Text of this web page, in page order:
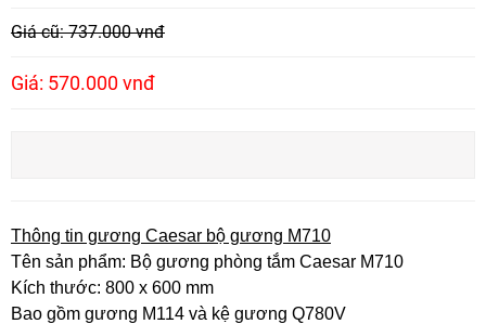
Giá cũ: 737.000 vnđ
Giá: 570.000 vnđ
Thông tin gương Caesar bộ gương M710
Tên sản phẩm: Bộ gương phòng tắm Caesar M710
Kích thước: 800 x 600 mm
Bao gồm gương M114 và kệ gương Q780V